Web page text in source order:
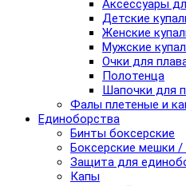
Аксессуары
Детские
Женские
Мужские
Очки для
Полотенца
Шапочки для
Фалы плетеные и
Единоборства
Бинты боксерские
Боксерские мешки
Защита для
Капы